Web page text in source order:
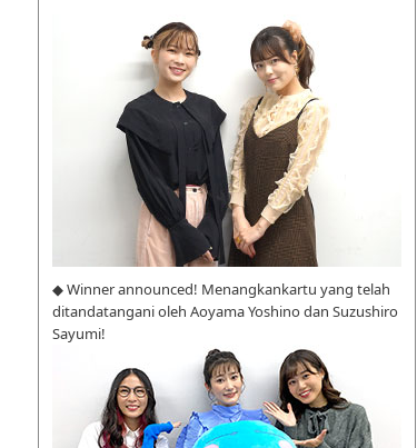
◆ Winner announced! Menangkankartu yang telah
ditandatangani oleh Aoyama Yoshino dan Suzushiro
Sayumi!